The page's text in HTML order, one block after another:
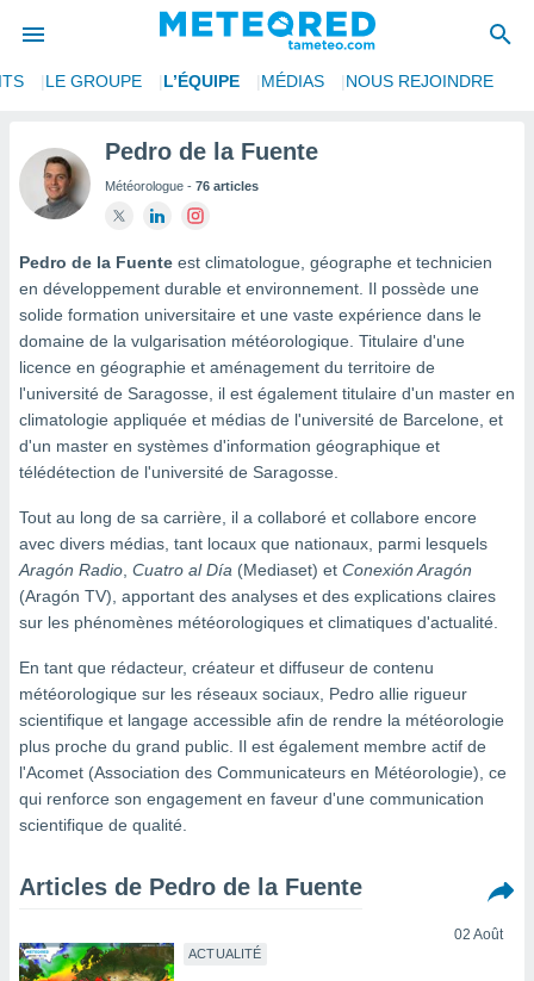
de
a
des
Vous
en
et
des
par le
nous
des
ACCEPTER
CONTINUER
PARAMÈTRES
LE GROUPE L’ÉQUIPE MÉDIAS NOUS REJOINDRE
Pedro de la Fuente
Météorologue - 76 articles
Pedro de la Fuente est climatologue, géographe et technicien
en développement durable et environnement. Il possède une
solide formation universitaire et une vaste expérience dans le
domaine de la vulgarisation météorologique. Titulaire d'une
licence en géographie et aménagement du territoire de
l'université de Saragosse, il est également titulaire d'un master en
climatologie appliquée et médias de l'université de Barcelone, et
d'un master en systèmes d'information géographique et
télédétection de l'université de Saragosse.
Tout au long de sa carrière, il a collaboré et collabore encore
avec divers médias, tant locaux que nationaux, parmi lesquels
Aragón Radio, Cuatro al Día (Mediaset) et Conexión Aragón
(Aragón TV), apportant des analyses et des explications claires
sur les phénomènes météorologiques et climatiques d'actualité.
En tant que rédacteur, créateur et diffuseur de contenu
météorologique sur les réseaux sociaux, Pedro allie rigueur
scientifique et langage accessible afin de rendre la météorologie
plus proche du grand public. Il est également membre actif de
l'Acomet (Association des Communicateurs en Météorologie), ce
qui renforce son engagement en faveur d'une communication
scientifique de qualité.
Articles de Pedro de la Fuente
ACTUALITÉ
02 Août